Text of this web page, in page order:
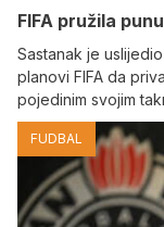
FIFA pružila
Sastanak je
planovi FIFA da
pojedinim svojim
FUDBAL